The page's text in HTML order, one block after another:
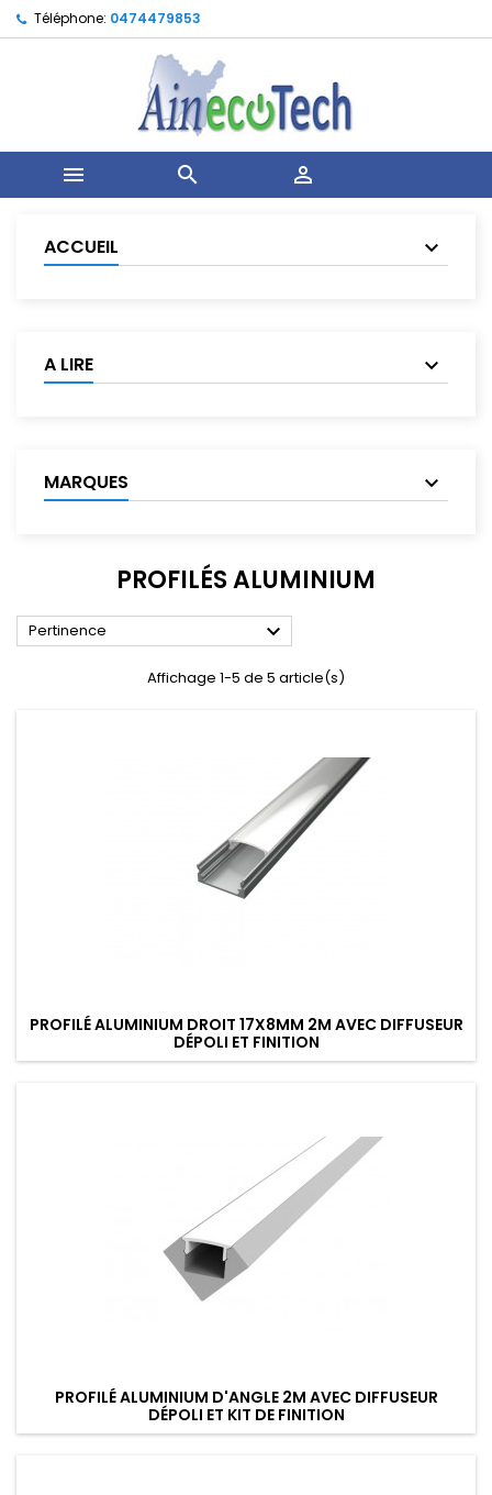
Téléphone: 0474479853
  
ACCUEIL
A LIRE
MARQUES
PROFILÉS ALUMINIUM
Pertinence 
Affichage 1-5 de 5 article(s)
PROFILÉ ALUMINIUM DROIT 17X8MM 2M AVEC DIFFUSEUR
DÉPOLI ET FINITION
PROFILÉ ALUMINIUM D'ANGLE 2M AVEC DIFFUSEUR
DÉPOLI ET KIT DE FINITION